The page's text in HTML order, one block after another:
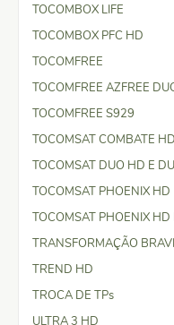
TOCOMBOX LIFE
TOCOMBOX PFC HD
TOCOMFREE
TOCOMFREE AZFREE
TOCOMFREE S929
TOCOMSAT COMBATE HD
TOCOMSAT DUO HD E
TOCOMSAT PHOENIX HD
TOCOMSAT PHOENIX HD
TRANSFORMAÇÃO
TREND HD
TROCA DE TPs
ULTRA 3 HD